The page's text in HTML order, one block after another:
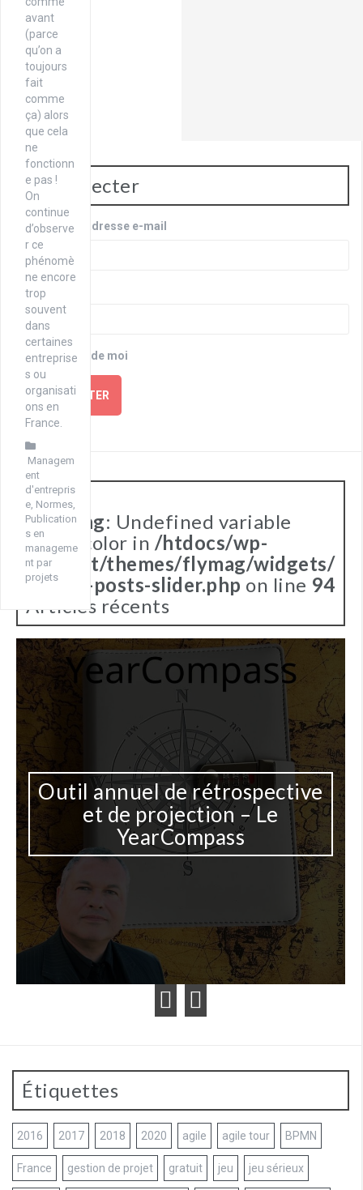
avant
(parce
qu’on a
toujours
fait
comme
ça) alors
que cela
ne
fonctionn
e pas !
On
continue
d’observe
r ce
phénomè
ne encore
trop
souvent
dans
certaines
entreprise
s ou
organisati
ons en
France.
Managem
ent
d'entrepris
e Normes
Publication
s en
manageme
nt par
projets
Se connecter
Identifiant ou adresse e-mail
Mot de passe
Se souvenir de moi
SE CONNECTER
Warning: Undefined variable
$text_color in /htdocs/wp-
content/themes/flymag/widgets/
recent-posts-slider.php on line 94
Articles récents
de rétrospective
– Le
Une IA
Étiquettes
2016 2017 2018 2020 agile agile tour BPMN
France gestion de projet gratuit jeu jeu sérieux